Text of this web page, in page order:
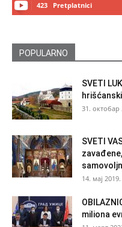
423 Pretplatnici
POPULARNO
SVETI
31. октобар
SVETI
14. мај 2019.
miliona